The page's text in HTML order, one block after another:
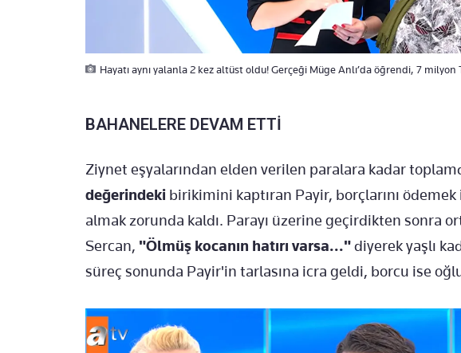
Hayatı aynı yalanla 2 kez altüst oldu! Gerçeği Müge Anlı’da öğrendi, 7 milyon
BAHANELERE DEVAM ETTİ
Ziynet eşyalarından elden verilen paralara kadar
değerindeki birikimini kaptıran Payir, borçlarını ödemek
almak zorunda kaldı. Parayı üzerine geçirdikten sonra
Sercan, "Ölmüş kocanın hatırı varsa..."diyerek yaşlı
süreç sonunda Payir'in tarlasına icra geldi, borcu ise